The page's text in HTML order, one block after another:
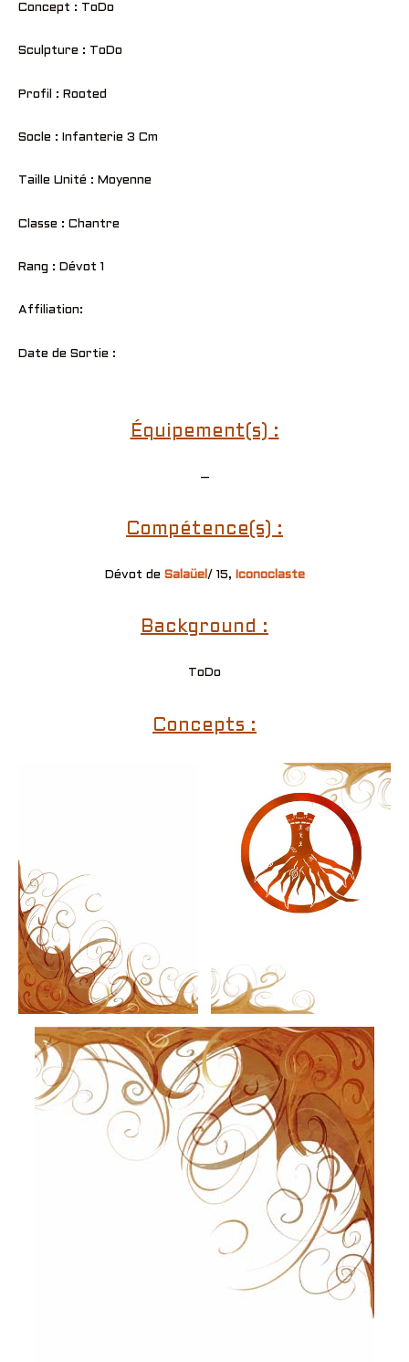
Concept : ToDo
Sculpture : ToDo
Profil : Rooted
Socle : Infanterie 3 Cm
Taille Unité : Moyenne
Classe : Chantre
Rang : Dévot 1
Affiliation:
Date de Sortie :
Équipement(s) :
–
Compétence(s) :
Dévot de Salaüel / 15, Iconoclaste
Background :
ToDo
Concepts :